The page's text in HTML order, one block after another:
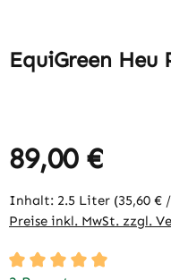
EquiGreen
Regulärer Preis:
89,00 €
Inhalt: 2.5 Liter (35,60 €
Preise inkl. MwSt. zzgl.